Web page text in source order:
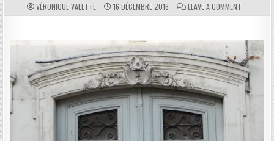
AUTHOR:
VÉRONIQUE VALETTE PUBLISHED DATE:
16 DÉCEMBRE 2016 COMMENTS:
LEAVE A COMMENTON